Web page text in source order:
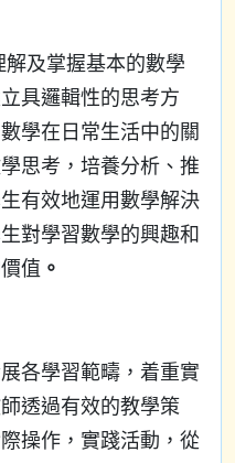
及掌握基本的數學
具邏輯性的思考方
學在日常生活中的關
思考，培養分析、推
有效地運用數學解決
對學習數學的興趣和
值 。
學習範疇，着重實
透過有效的教學策
操作，實踐活動，從